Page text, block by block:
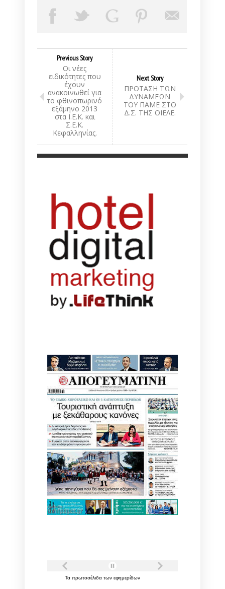
Previous Story
Oι νέες
ειδικότητες που
έχουν
ανακοινωθεί για
το φθινοπωρινό
εξάμηνο 2013
στα Ι.Ε.Κ. και
Σ.Ε.Κ.
Κεφαλληνίας.
Next Story
ΠΡΟΤΑΣΗ ΤΩΝ
ΔΥΝΑΜΕΩΝ
ΤΟΥ ΠΑΜΕ ΣΤΟ
Δ.Σ. ΤΗΣ ΟΙΕΛΕ.
Τα πρωτοσέλιδα των εφημερίδων